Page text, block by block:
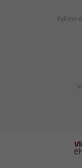
Fyll inn